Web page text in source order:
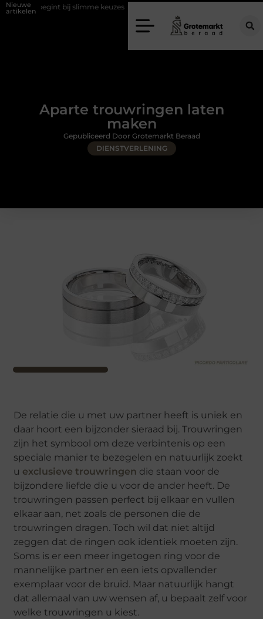
Nieuwe
artikelen
bij slimme keuzes Waarom kiezen voor een rijschool in Utrecht?
Aparte trouwringen laten
maken
DIENSTVERLENING
Gepubliceerd Door Grotemarkt Beraad
De relatie die u met uw partner heeft is uniek en
daar hoort een bijzonder sieraad bij. Trouwringen
zijn het symbool om deze verbintenis op een
speciale manier te bezegelen en natuurlijk zoekt
u exclusieve trouwringen die staan voor de
bijzondere liefde die u voor de ander heeft. De
trouwringen passen perfect bij elkaar en vullen
elkaar aan, net zoals de personen die de
trouwringen dragen. Toch wil dat niet altijd
zeggen dat de ringen ook identiek moeten zijn.
Soms is er een meer ingetogen ring voor de
mannelijke partner en een iets opvallender
exemplaar voor de bruid. Maar natuurlijk hangt
dat allemaal van uw wensen af, u bepaalt zelf voor
welke trouwringen u kiest.